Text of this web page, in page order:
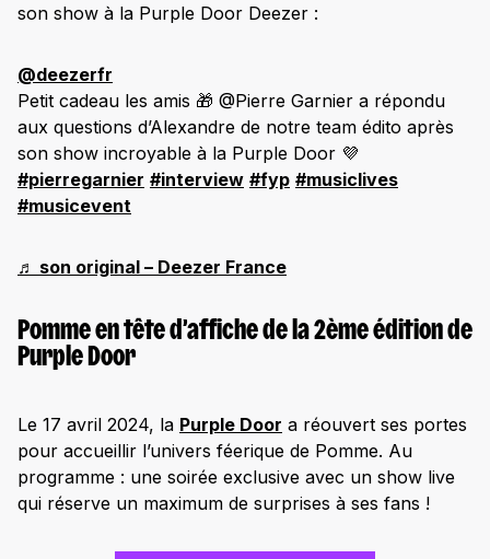
son show à la Purple Door Deezer :
@deezerfr
Petit cadeau les amis 🎁 @Pierre Garnier a répondu
aux questions d’Alexandre de notre team édito après
son show incroyable à la Purple Door 💜
#pierregarnier #interview #fyp #musiclives
#musicevent
♬ son original – Deezer France
Pomme en tête d’affiche de la 2ème édition de
Purple Door
Le 17 avril 2024, la Purple Door a réouvert ses portes
pour accueillir l’univers féerique de Pomme. Au
programme : une soirée exclusive avec un show live
qui réserve un maximum de surprises à ses fans !